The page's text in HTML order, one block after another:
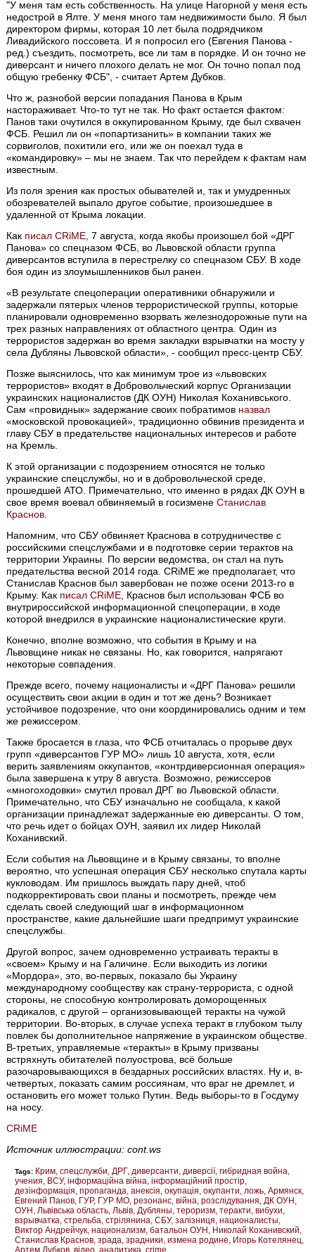
"У меня там есть собственность. На улице Нагорной у меня есть
недострой в Ялте. У меня много там недвижимости было. Я был
директором фирмы, которая 10 лет была подрядчиком
Ливадийского поссовета. И я попросил его (Евгения Панова -
ред.) съездить, посмотреть, все ли там в порядке. И он точно не
диверсант и ничего плохого делать не мог. Он точно попал под
общую гребенку ФСБ", - считает Артем Дубков.
Что ж, разнобой версии попадания Панова в Крым
настораживает. Что-то тут не так. Но факт остается фактом:
Панов таки очутился в оккупированном Крыму, где был схвачен
ФСБ. Решил ли он «попартизанить» в компании таких же
сорвиголов, похитили его, или же он поехал туда в
«командировку» – мы не знаем. Так что перейдем к фактам нам
известным.
Из поля зрения как простых обывателей и, так и умудренных
обозревателей выпало другое событие, произошедшее в
удаленной от Крыма локации.
Как писал CRiME, 7 августа, когда якобы произошел бой «ДРГ
Панова» со спецназом ФСБ, во Львовской области группа
диверсантов вступила в перестрелку со спецназом СБУ. В ходе
боя один из злоумышленников был ранен.
«В результате спецоперации оперативники обнаружили и
задержали пятерых членов террористической группы, которые
планировали одновременно взорвать железнодорожные пути на
трех разных направлениях от областного центра. Один из
террористов задержан во время закладки взрывчатки на мосту у
села Дубляны Львовской области», - сообщил пресс-центр СБУ.
Позже выяснилось, что как минимум трое из «львовских
террористов» входят в Добровольческий корпус Организации
украинских националистов (ДК ОУН) Николая Коханивського.
Сам «провиднык» задержание своих побратимов назвал
«московской провокацией», традиционно обвинив президента и
главу СБУ в предательстве национальных интересов и работе
на Кремль.
К этой организации с подозрением относятся не только
украинские спецслужбы, но и в добровольческой среде,
прошедшей АТО. Примечательно, что именно в рядах ДК ОУН в
свое время воевал обвиняемый в госизменеСтанислав
Краснов
Напомним, что СБУ обвиняет Краснова в сотрудничестве с
российскими спецслужбами и в подготовке серии терактов на
территории Украины. По версии ведомства, он стал на путь
предательства весной 2014 года. CRiME же предполагает, что
Станислав Краснов был завербован не позже осени 2013-го в
Крыму. Как писал CRiME , Краснов был использован ФСБ во
внутрироссийской информационной спецоперации, в ходе
которой внедрился в украинские националистические круги.
Конечно, вполне возможно, что события в Крыму и на
Львовщине никак не связаны. Но, как говорится, напрягают
некоторые совпадения.
Прежде всего, почему националисты и «ДРГ Панова» решили
осуществить свои акции в один и тот же день? Возникает
устойчивое подозрение, что они координировались одним и тем
же режиссером.
Также бросается в глаза, что ФСБ отчиталась о прорыве двух
групп «диверсантов ГУР МО» лишь 10 августа, хотя, если
верить заявлениям оккупантов, «контрдиверсионная операция»
была завершена к утру 8 августа. Возможно, режиссеров
«многоходовки» смутил провал ДРГ во Львовской области.
Примечательно, что СБУ изначально не сообщала, к какой
организации принадлежат задержанные ею диверсанты. О том,
что речь идет о бойцах ОУН, заявил их лидер Николай
Коханивский.
Если события на Львовщине и в Крыму связаны, то вполне
вероятно, что успешная операция СБУ несколько спутала карты
кукловодам. Им пришлось выждать пару дней, чтоб
подкорректировать свои планы и посмотреть, прежде чем
сделать своей следующий шаг в информационном
пространстве, какие дальнейшие шаги предпримут украинские
спецслужбы.
Другой вопрос, зачем одновременно устраивать теракты в
«своем» Крыму и на Галичине. Если выходить из логики
«Мордора», это, во-первых, показало бы Украину
международному сообществу как страну-террориста, с одной
стороны, не способную контролировать доморощенных
радикалов, с другой – организовывающей теракты на чужой
территории. Во-вторых, в случае успеха теракт в глубоком тылу
повлек бы дополнительное напряжение в украинском обществе.
В-третьих, управляемые «теракты» в Крыму призваны
встряхнуть обитателей полуострова, всё больше
разочаровывающихся в бездарных российских властях. Ну и, в-
четвертых, показать самим россиянам, что враг не дремлет, и
остановить его может только Путин. Ведь выборы-то в Госдуму
на носу.
CRiME
Источник иллюстрации: cont.ws
Tags: Крим спецслужби ДРГ диверсанти диверсії гибридная война
учения ВСУ інформаційна війна інформаційний простір
дезінформація пропаганда анексія окупація окупанти ложь Армянск
Евгений Панов ГУР ГУР МО резонанс війна розслідування ДК ОУН
ОУН Львівська область Львів Дубляны тероризм теракти вибухи
взрывчатка cтрельба стрілянина СБУ залізниця националисты
Виктор Андрейчук национализм батальон ОУН Николай Коханивский
Станислав Краснов зрада зрадники измена родине Игорь Котелянец
Артем Дубков відео аналитика crime